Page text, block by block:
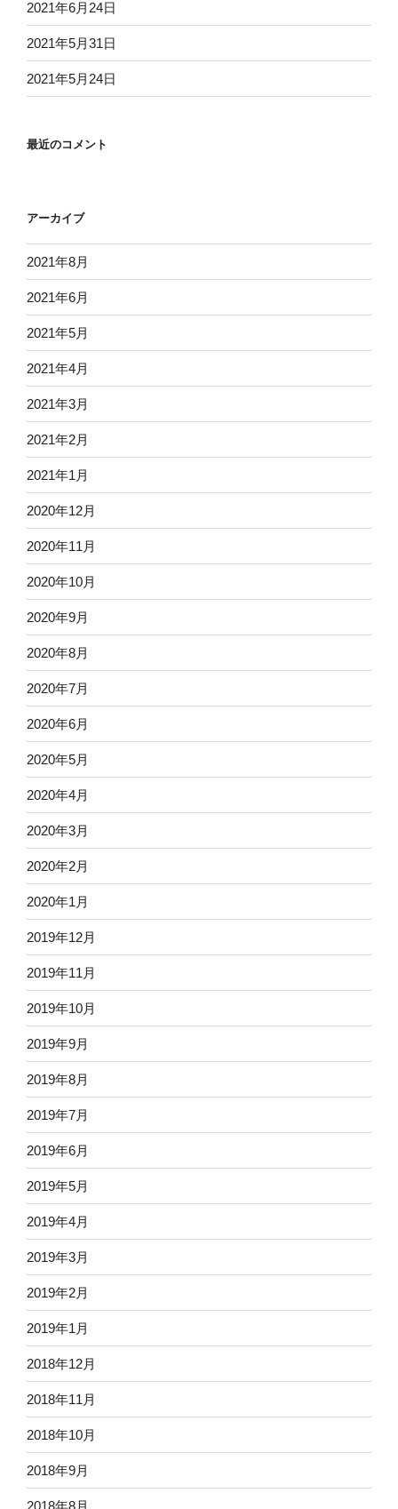
2021年6月24日
2021年5月31日
2021年5月24日
最近のコメント
アーカイブ
2021年8月
2021年6月
2021年5月
2021年4月
2021年3月
2021年2月
2021年1月
2020年12月
2020年11月
2020年10月
2020年9月
2020年8月
2020年7月
2020年6月
2020年5月
2020年4月
2020年3月
2020年2月
2020年1月
2019年12月
2019年11月
2019年10月
2019年9月
2019年8月
2019年7月
2019年6月
2019年5月
2019年4月
2019年3月
2019年2月
2019年1月
2018年12月
2018年11月
2018年10月
2018年9月
2018年8月